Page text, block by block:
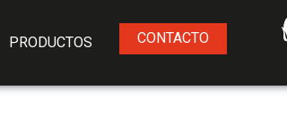
PRODUCTOS CONTACTO